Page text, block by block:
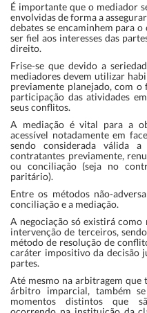
É importante que o mediador
envolvidas de forma a
debates se encaminhem para
ser fiel aos interesses das
direito.
Frise-se que devido a
mediadores devem utilizar
previamente planejado, com
participação das atividades
seus conflitos.
A mediação é vital para a
acessível notadamente em
sendo considerada válida
contratantes previamente,
ou conciliação (seja no
paritário).
Entre os métodos não-
conciliação e a mediação.
A negociação só existirá
intervenção de terceiros,
método de resolução de
caráter impositivo da decisão
partes.
Até mesmo na arbitragem
árbitro imparcial, também
momentos distintos que